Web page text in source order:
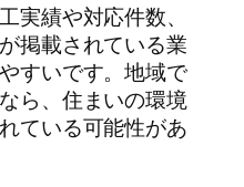
実績や対応件数、
掲載されている業
すいです。地域で
ら、住まいの環境
ている可能性があ